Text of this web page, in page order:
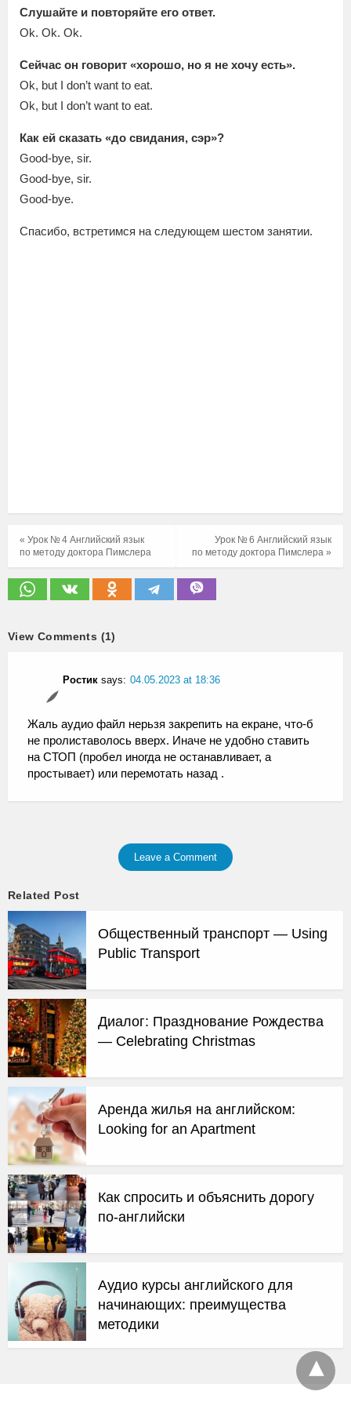
Слушайте и повторяйте его ответ.
Ok. Ok. Ok.
Сейчас он говорит «хорошо, но я не хочу есть».
Ok, but I don’t want to eat.
Ok, but I don’t want to eat.
Как ей сказать «до свидания, сэр»?
Good-bye, sir.
Good-bye, sir.
Good-bye.
Спасибо, встретимся на следующем шестом занятии.
Урок № 6 Английский язык
по методу доктора Пимслера »
« Урок № 4 Английский язык
по методу доктора Пимслера
View Comments (1)
Ростик says: 04.05.2023 at 18:36
Жаль аудио файл нерьзя закрепить на екране, что-б
не пролиставолось вверх. Иначе не удобно ставить
на СТОП (пробел иногда не останавливает, а
простывает) или перемотать назад .
Leave a Comment
Related Post
Общественный транспорт — Using
Public Transport
Диалог: Празднование Рождества
— Celebrating Christmas
Аренда жилья на английском:
Looking for an Apartment
Как спросить и объяснить дорогу
по-английски
Аудио курсы английского для
начинающих: преимущества
методики